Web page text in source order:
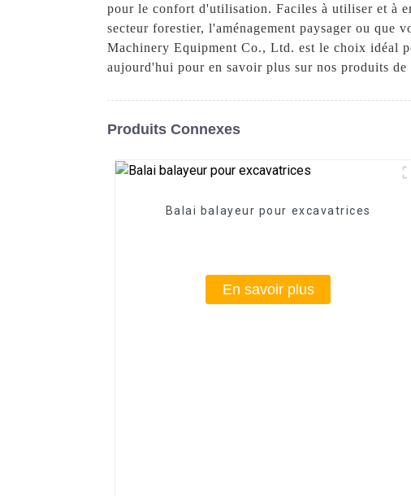
pour le confort d'utilisation. Faciles à utiliser et à
secteur forestier, l'aménagement paysager ou que
Machinery Equipment Co., Ltd. est le choix idéal
aujourd'hui pour en savoir plus sur nos produits
Produits Connexes
Balai balayeur pour excavatrices
En savoir plus